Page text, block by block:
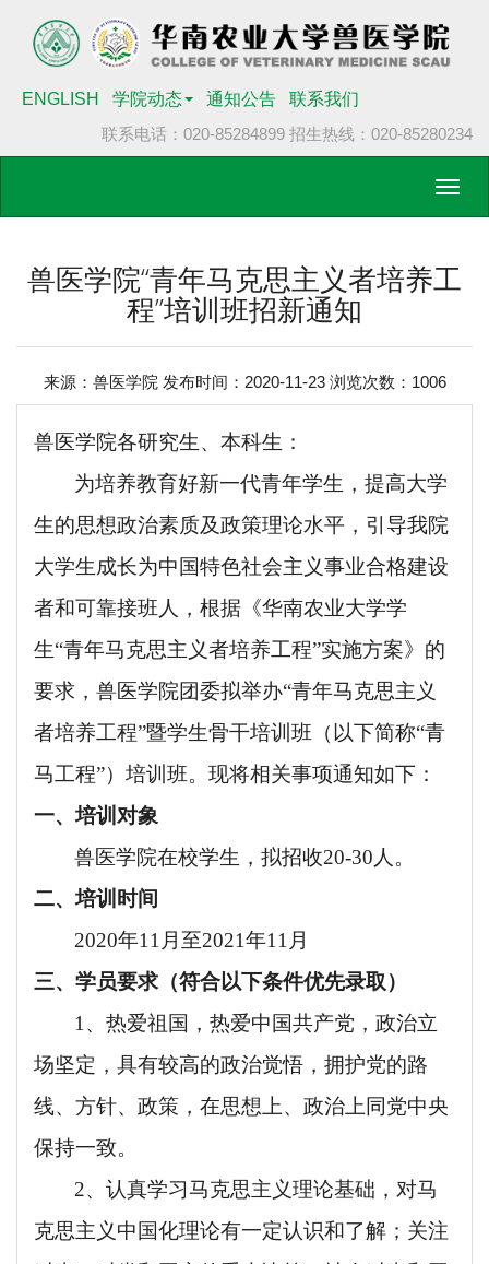
ENGLISH 学院动态 通知公告
联系我们
联系电话：020-85284899 招生热线：020-85280234
兽医学院“青年马克思主义者培养工
程”培训班招新通知
来源：兽医学院 发布时间：2020-11-23 浏览次数： 1006
兽医学院各研究生、本科生：
为培养教育好新一代青年学生，提高大学
生的思想政治素质及政策理论水平，引导我院
大学生成长为中国特色社会主义事业合格建设
者和可靠接班人，根据《华南农业大学学
生“青年马克思主义者培养工程”实施方案》的
要求，兽医学院团委拟举办“青年马克思主义
者培养工程”暨学生骨干培训班（以下简称“青
马工程”）培训班。现将相关事项通知如下：
一、培训对象
兽医学院在校学生，拟招收20-30人。
二、培训时间
2020年11月至2021年11月
三、学员要求（符合以下条件优先录取）
1、热爱祖国，热爱中国共产党，政治立
场坚定，具有较高的政治觉悟，拥护党的路
线、方针、政策，在思想上、政治上同党中央
保持一致。
2、认真学习马克思主义理论基础，对马
克思主义中国化理论有一定认识和了解；关注